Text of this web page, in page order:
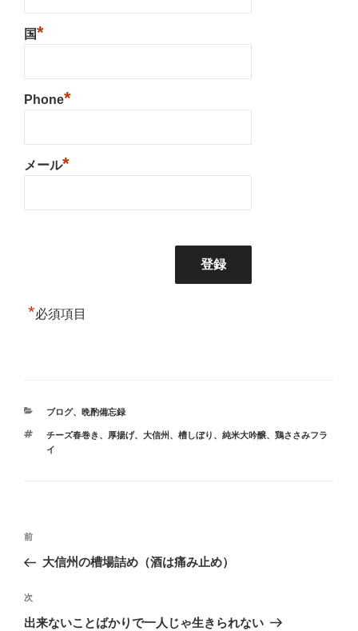
国*
Phone*
メール*
*必須項目
カ
ゴ
リ
ブログ、 晩酌備忘録
タ
グ
チーズ春巻き 、 厚揚げ、 大信州 、 槽しぼり 、 純米大吟醸、 鶏ささみフラ
イ
投
ナ
ビ
ゲ
前
の
稿
前
大信州の槽場詰め（酒は痛み止め）
次
の
次
出来ないことばかりで一人じゃ生きられない